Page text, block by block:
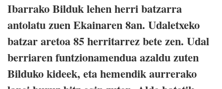
Ibarrako Bilduk lehen herri batzarra
antolatu zuen Ekainaren 8an. Udaletxeko
batzar aretoa 85 herritarrez bete zen. Udal
berriaren funtzionamendua azaldu zuten
Bilduko kideek, eta hemendik aurrerako